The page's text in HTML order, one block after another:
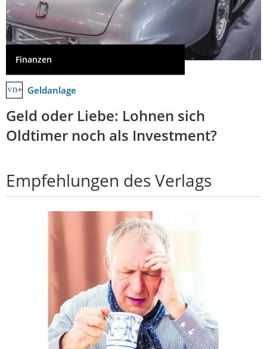
Finanzen
Geldanlage
Geld oder Liebe: Lohnen sich
Oldtimer noch als Investment?
Empfehlungen des Verlags